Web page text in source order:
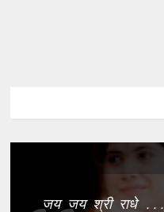
जय जय श्री राधे ...